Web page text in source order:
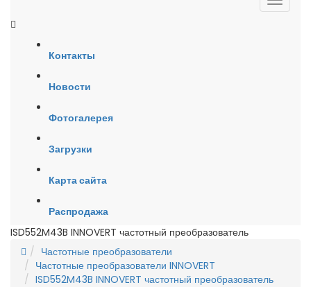
Контакты
Новости
Фотогалерея
Загрузки
Карта сайта
Распродажа
ISD552M43B INNOVERT частотный преобразователь
Частотные преобразователи
Частотные преобразователи INNOVERT
ISD552M43B INNOVERT частотный преобразователь